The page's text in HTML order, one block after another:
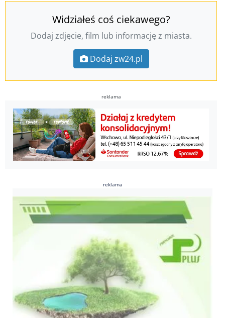
Widziałeś coś ciekawego?
Dodaj zdjęcie, film lub informację z miasta.
Dodaj zw24.pl
reklama
reklama